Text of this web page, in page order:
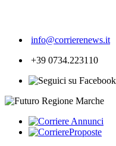
info@corrierenews.it
+39 0734.223110